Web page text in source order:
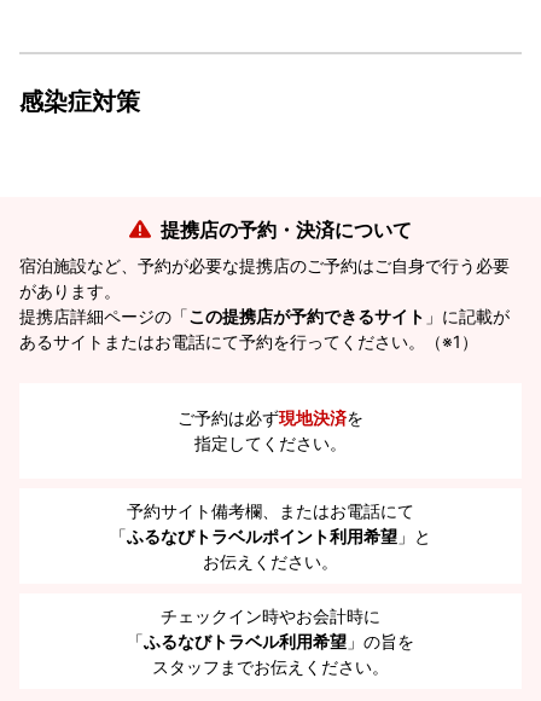
感染症対策
提携店の予約・決済について
宿泊施設など、予約が必要な提携店のご予約はご自身で行う必要
があります。
提携店詳細ページの「この提携店が予約できるサイト 」に記載が
あるサイトまたはお電話にて予約を行ってください。（※1）
ご予約は必ず現地決済を
指定してください。
予約サイト備考欄、またはお電話にて
「ふるなびトラベルポイント利用希望 」と
お伝えください。
チェックイン時やお会計時に
「ふるなびトラベル利用希望 」の旨を
スタッフまでお伝えください。